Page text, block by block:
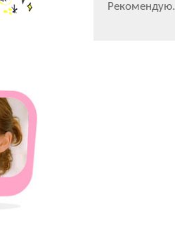
Рекомендую.